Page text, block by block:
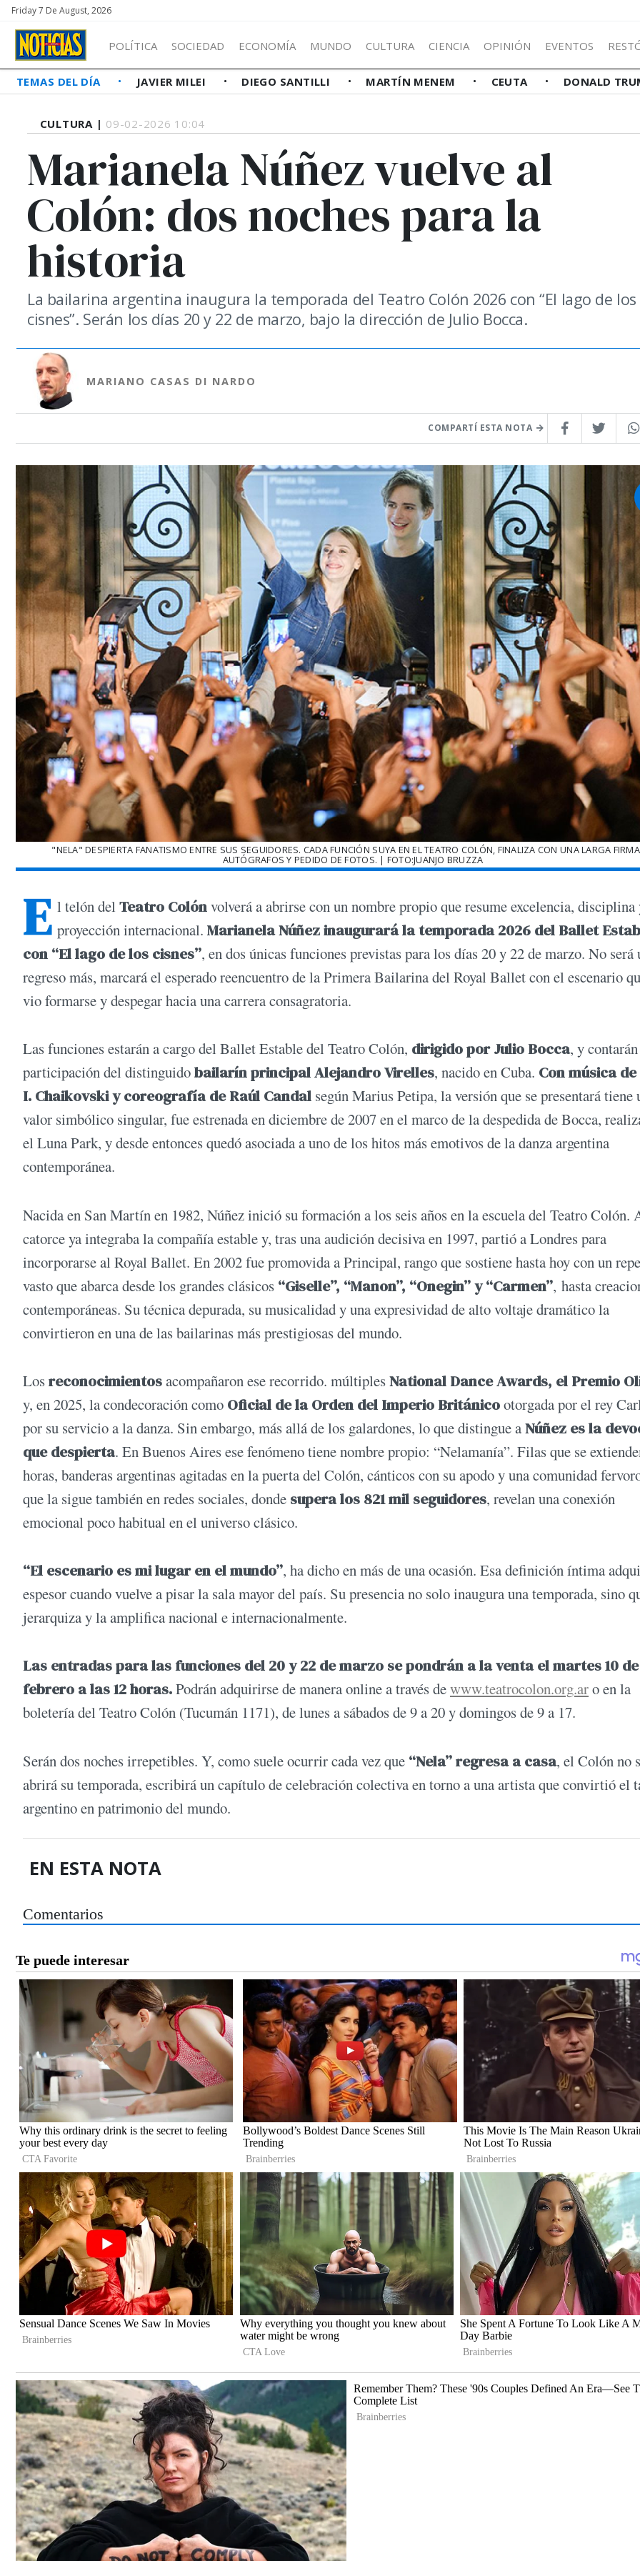
Friday 7 De August, 2026
POLÍTICA SOCIEDAD ECONOMÍA MUNDO CULTURA CIENCIA OPINIÓN EVENTOS
TEMAS DEL DÍA JAVIER MILEI DIEGO SANTILLI MARTÍN MENEM CEUTA DONALD
CULTURA | 09-02-2026 10:04
Marianela Núñez vuelve al
Colón: dos noches para la
historia
La bailarina argentina inaugura la temporada del Teatro Colón 2026 con “El lago de los
cisnes”. Serán los días 20 y 22 de marzo, bajo la dirección de Julio Bocca.
MARIANO CASAS DI NARDO
COMPARTÍ ESTA NOTA
"NELA" DESPIERTA FANATISMO ENTRE SUS SEGUIDORES. CADA FUNCIÓN SUYA EN EL TEATRO COLÓN, FINALIZA CON UNA LARGA
AUTÓGRAFOS Y PEDIDO DE FOTOS. | FOTO:JUANJO BRUZZA
E l telón del Teatro Colónvolverá a abrirse con un nombre propio que resume excelencia, disciplina
proyección internacional. Marianela Núñez inaugurará la temporada 2026 del Ballet
con “El lago de los cisnes”, en dos únicas funciones previstas para los días 20 y 22 de marzo. No será
regreso más, marcará el esperado reencuentro de la Primera Bailarina del Royal Ballet con el escenario
vio formarse y despegar hacia una carrera consagratoria.
Las funciones estarán a cargo del Ballet Estable del Teatro Colón, dirigido por Julio Bocca, y
participación del distinguidobailarín principal Alejandro Virelles, nacido en Cuba. Con música
I. Chaikovski y coreografía de Raúl Candal según Marius Petipa, la versión que se presentará tiene
valor simbólico singular, fue estrenada en diciembre de 2007 en el marco de la despedida de Bocca,
el Luna Park, y desde entonces quedó asociada a uno de los hitos más emotivos de la danza argentina
contemporánea.
Nacida en San Martín en 1982, Núñez inició su formación a los seis años en la escuela del Teatro Colón.
catorce ya integraba la compañía estable y, tras una audición decisiva en 1997, partió a Londres para
incorporarse al Royal Ballet. En 2002 fue promovida a Principal, rango que sostiene hasta hoy con un
vasto que abarca desde los grandes clásicos “Giselle”, “Manon”, “Onegin” y “Carmen”, hasta
contemporáneas. Su técnica depurada, su musicalidad y una expresividad de alto voltaje dramático la
convirtieron en una de las bailarinas más prestigiosas del mundo.
Losreconocimientosacompañaron ese recorrido. múltiplesNational Dance Awards, el Premio
y, en 2025, la condecoración como Oficial de la Orden del Imperio Británicootorgada por el rey
por su servicio a la danza. Sin embargo, más allá de los galardones, lo que distingue aNúñez es la
que despierta. En Buenos Aires ese fenómeno tiene nombre propio: “Nelamanía”. Filas que se
horas, banderas argentinas agitadas en la puerta del Colón, cánticos con su apodo y una comunidad
que la sigue también en redes sociales, donde supera los 821 mil seguidores, revelan una conexión
emocional poco habitual en el universo clásico.
“El escenario es mi lugar en el mundo”, ha dicho en más de una ocasión. Esa definición íntima
espesor cuando vuelve a pisar la sala mayor del país. Su presencia no solo inaugura una temporada, sino
jerarquiza y la amplifica nacional e internacionalmente.
Las entradas para las funciones del 20 y 22 de marzo se pondrán a la venta el martes 10 de
febrero a las 12 horas.Podrán adquirirse de manera online a través dewww.teatrocolon.org.aro en la
boletería del Teatro Colón (Tucumán 1171), de lunes a sábados de 9 a 20 y domingos de 9 a 17.
Serán dos noches irrepetibles. Y, como suele ocurrir cada vez que “Nela” regresa a casa, el Colón no
abrirá su temporada, escribirá un capítulo de celebración colectiva en torno a una artista que convirtió el
argentino en patrimonio del mundo.
EN ESTA NOTA
Comentarios